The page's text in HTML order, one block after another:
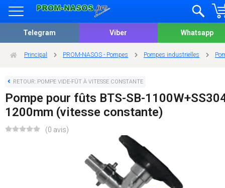
Telegram Viber Whatsapp
Principal PROM-NASOS - Pompes Pompes industrielles
RETOUR: POMPE VIDE-FÛT À VITESSE CONSTANTE
Pompe pour fûts BTS-SB-
1200mm (vitesse constante)
(0 avis)